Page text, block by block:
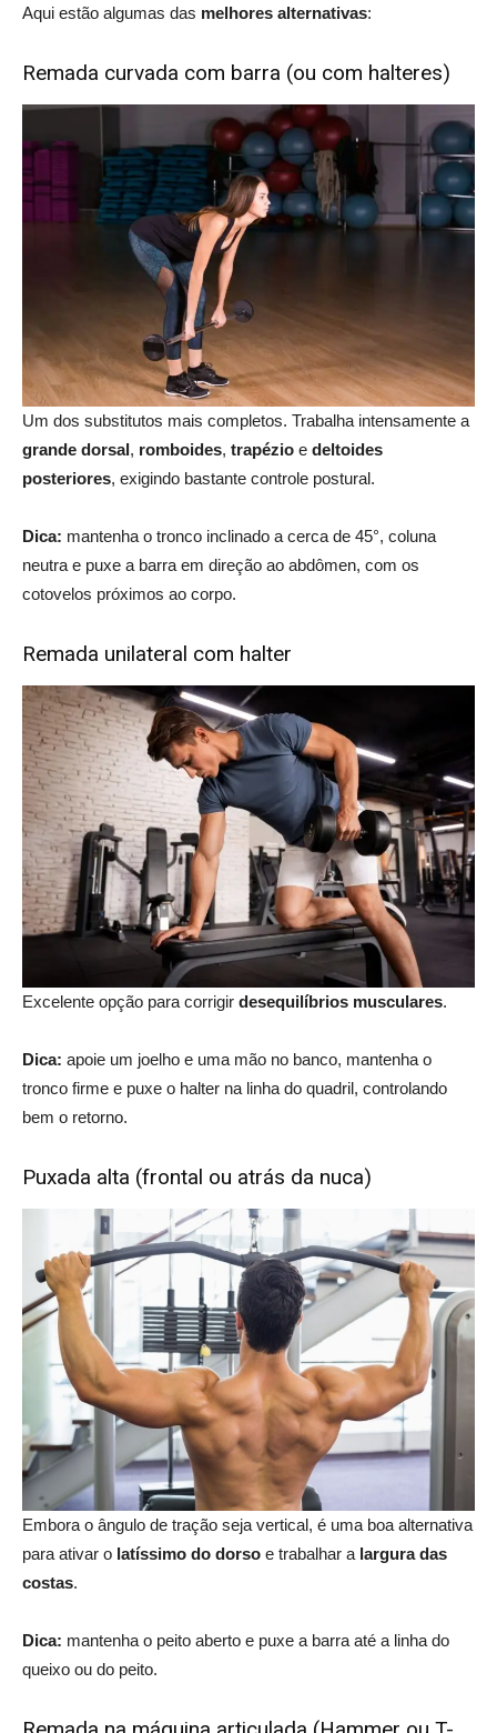
Aqui estão algumas das melhores alternativas:
Remada curvada com barra (ou com halteres)
Um dos substitutos mais completos. Trabalha intensamente a
grande dorsal, romboides, trapézio e deltoides
posteriores, exigindo bastante controle postural.
Dica: mantenha o tronco inclinado a cerca de 45°, coluna
neutra e puxe a barra em direção ao abdômen, com os
cotovelos próximos ao corpo.
Remada unilateral com halter
Excelente opção para corrigir desequilíbrios musculares.
Dica: apoie um joelho e uma mão no banco, mantenha o
tronco firme e puxe o halter na linha do quadril, controlando
bem o retorno.
Puxada alta (frontal ou atrás da nuca)
Embora o ângulo de tração seja vertical, é uma boa alternativa
para ativar o latíssimo do dorso e trabalhar a largura das
costas.
Dica: mantenha o peito aberto e puxe a barra até a linha do
queixo ou do peito.